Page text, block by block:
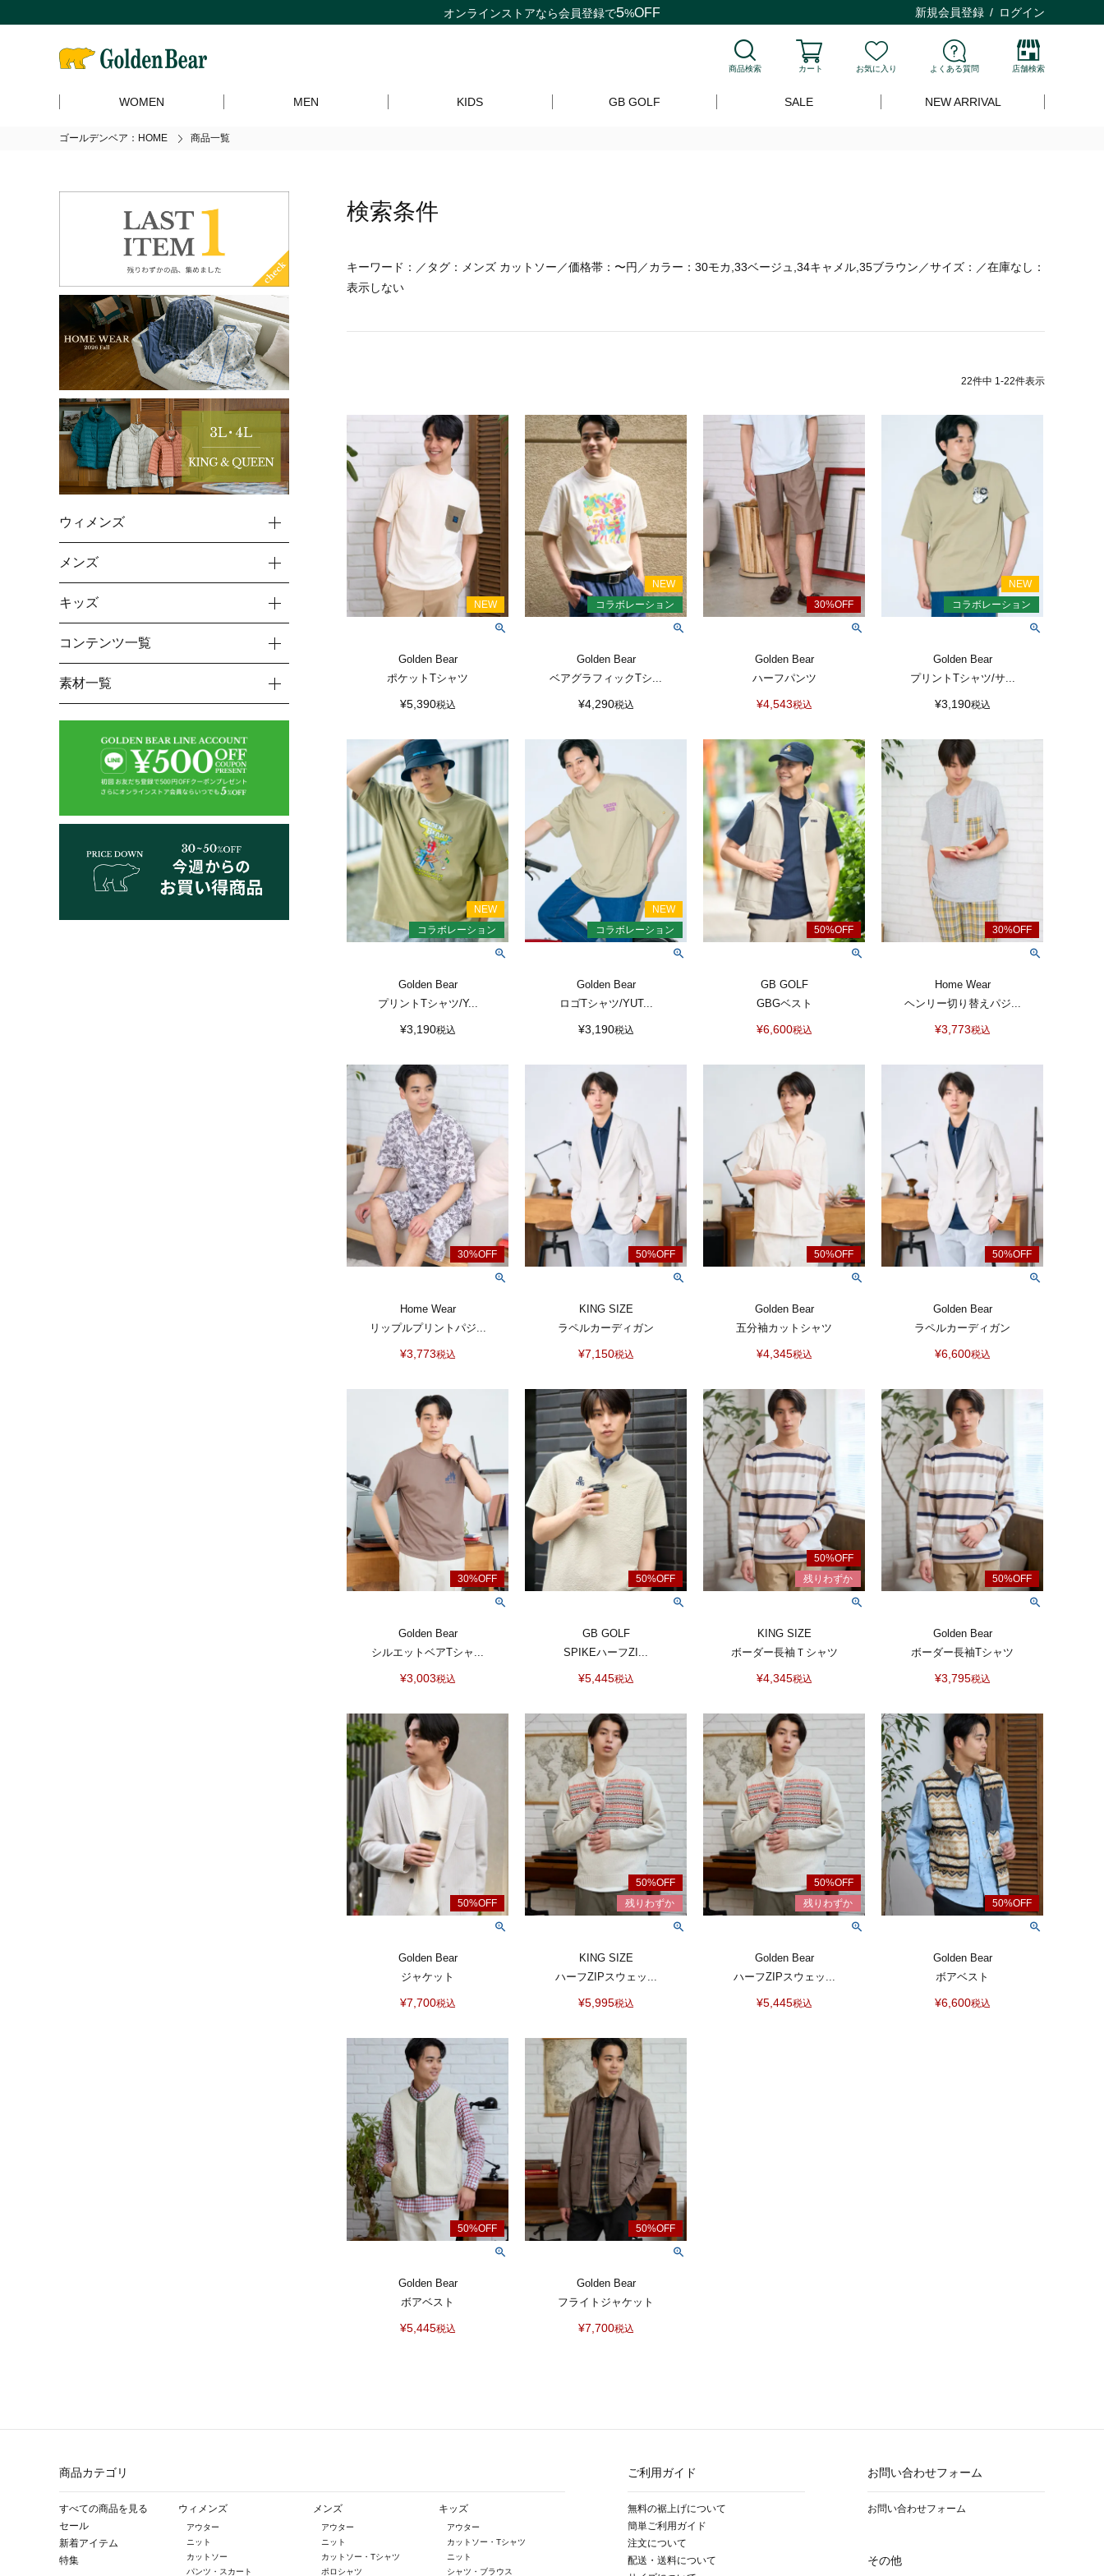
オンラインストアなら会員登録で5%OFF 新規会員登録 ログイン
商品検索 カート お気に入り よくある質問 店舗検索
WOMEN MEN KIDS GB GOLF SALE NEW ARRIVAL
ゴールデンベア：HOME 商品一覧
検索条件
キーワード：／タグ：メンズ カットソー／価格帯：〜円／カラー：30モカ,33ベージュ,34キャメル,35ブラウン／サイズ：／在庫なし：
表示しない
22件中 1-22件表示
Golden Bear
ポケットTシャツ
¥5,390税込
Golden Bear
ベアグラフィックTシ...
¥4,290税込
Golden Bear
ハーフパンツ
¥4,543税込
Golden Bear
プリントTシャツ/サ...
¥3,190税込
Golden Bear
プリントTシャツ/Y...
¥3,190税込
Golden Bear
ロゴTシャツ/YUT...
¥3,190税込
GB GOLF
GBGベスト
¥6,600税込
Home Wear
ヘンリー切り替えパジ...
¥3,773税込
Home Wear
リップルプリントパジ...
¥3,773税込
KING SIZE
ラペルカーディガン
¥7,150税込
Golden Bear
五分袖カットシャツ
¥4,345税込
Golden Bear
ラペルカーディガン
¥6,600税込
Golden Bear
シルエットベアTシャ...
¥3,003税込
GB GOLF
SPIKEハーフZI...
¥5,445税込
KING SIZE
ボーダー長袖Ｔシャツ
¥4,345税込
Golden Bear
ボーダー長袖Tシャツ
¥3,795税込
Golden Bear
ジャケット
¥7,700税込
KING SIZE
ハーフZIPスウェッ...
¥5,995税込
Golden Bear
ハーフZIPスウェッ...
¥5,445税込
Golden Bear
ボアベスト
¥6,600税込
Golden Bear
ボアベスト
¥5,445税込
Golden Bear
フライトジャケット
¥7,700税込
ウィメンズ
メンズ
キッズ
コンテンツ一覧
素材一覧
商品カテゴリ
すべての商品を見る
セール
新着アイテム
特集
ウィメンズ
アウター
ニット
カットソー
パンツ・スカート
メンズ
アウター
ニット
カットソー・Tシャツ
ポロシャツ
キッズ
アウター
カットソー・Tシャツ
ニット
シャツ・ブラウス
ご利用ガイド
無料の裾上げについて
簡単ご利用ガイド
注文について
配送・送料について
お問い合わせフォーム
お問い合わせフォーム
その他